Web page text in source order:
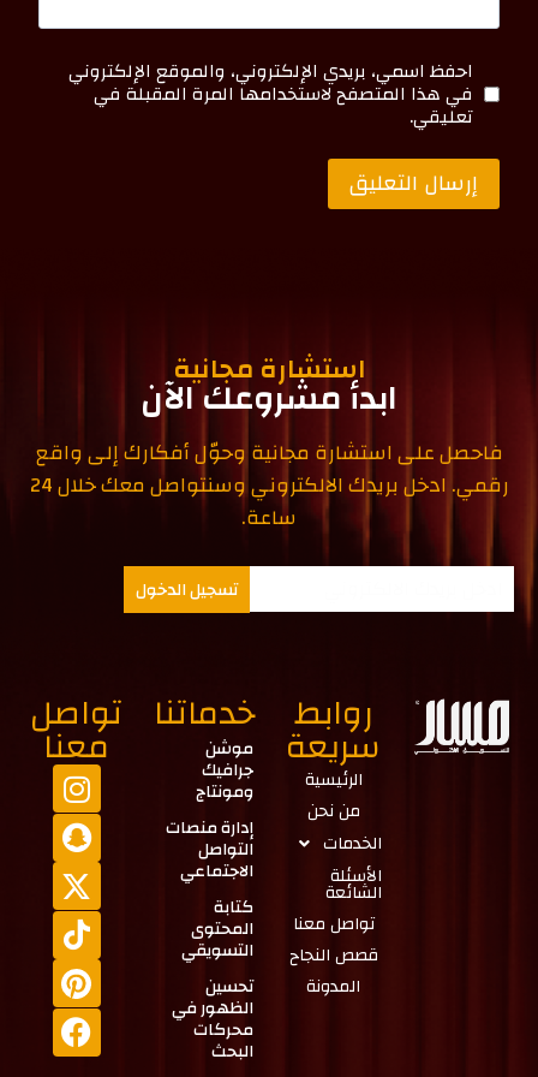
احفظ اسمي، بريدي الإلكتروني، والموقع الإلكتروني
في هذا المتصفح لاستخدامها المرة المقبلة في
تعليقي.
استشارة مجانية
ابدأ مشروعك الآن
فاحصل على استشارة مجانية وحوّل أفكارك إلى واقع
رقمي. ادخل بريدك الالكتروني وسنتواصل معك خلال 24
ساعة.
تسجيل الدخول
تواصل
معنا
خدماتنا
موشن
جرافيك
ومونتاج
إدارة منصات
التواصل
الاجتماعي
كتابة
المحتوى
التسويقي
تحسين
الظهور في
محركات
البحث
روابط
سريعة
الرئيسية
من نحن
الخدمات
الأسئلة
الشائعة
تواصل معنا
قصص النجاح
المدونة